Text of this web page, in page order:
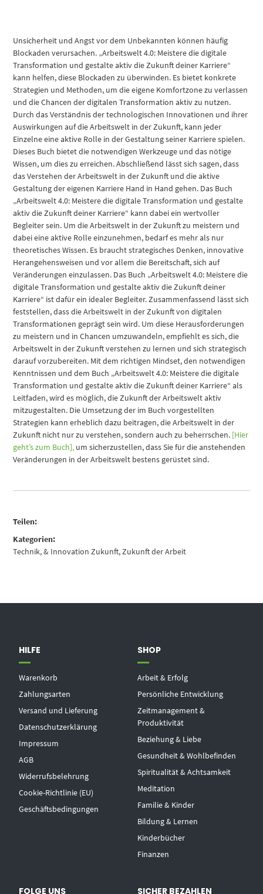
Unsicherheit und Angst vor dem Unbekannten können häufig
Blockaden verursachen. „Arbeitswelt 4.0: Meistere die digitale
Transformation und gestalte aktiv die Zukunft deiner Karriere“
kann helfen, diese Blockaden zu überwinden. Es bietet konkrete
Strategien und Methoden, um die eigene Komfortzone zu verlassen
und die Chancen der digitalen Transformation aktiv zu nutzen.
Durch das Verständnis der technologischen Innovationen und ihrer
Auswirkungen auf die Arbeitswelt in der Zukunft, kann jeder
Einzelne eine aktive Rolle in der Gestaltung seiner Karriere spielen.
Dieses Buch bietet die notwendigen Werkzeuge und das nötige
Wissen, um dies zu erreichen. Abschließend lässt sich sagen, dass
das Verstehen der Arbeitswelt in der Zukunft und die aktive
Gestaltung der eigenen Karriere Hand in Hand gehen. Das Buch
„Arbeitswelt 4.0: Meistere die digitale Transformation und gestalte
aktiv die Zukunft deiner Karriere“ kann dabei ein wertvoller
Begleiter sein. Um die Arbeitswelt in der Zukunft zu meistern und
dabei eine aktive Rolle einzunehmen, bedarf es mehr als nur
theoretisches Wissen. Es braucht strategisches Denken, innovative
Herangehensweisen und vor allem die Bereitschaft, sich auf
Veränderungen einzulassen. Das Buch „Arbeitswelt 4.0: Meistere die
digitale Transformation und gestalte aktiv die Zukunft deiner
Karriere“ ist dafür ein idealer Begleiter. Zusammenfassend lässt sich
feststellen, dass die Arbeitswelt in der Zukunft von digitalen
Transformationen geprägt sein wird. Um diese Herausforderungen
zu meistern und in Chancen umzuwandeln, empfiehlt es sich, die
Arbeitswelt in der Zukunft verstehen zu lernen und sich strategisch
darauf vorzubereiten. Mit dem richtigen Mindset, den notwendigen
Kenntnissen und dem Buch „Arbeitswelt 4.0: Meistere die digitale
Transformation und gestalte aktiv die Zukunft deiner Karriere“ als
Leitfaden, wird es möglich, die Zukunft der Arbeitswelt aktiv
mitzugestalten. Die Umsetzung der im Buch vorgestellten
Strategien kann erheblich dazu beitragen, die Arbeitswelt in der
Zukunft nicht nur zu verstehen, sondern auch zu beherrschen. [Hier
geht’s zum Buch], um sicherzustellen, dass Sie für die anstehenden
Veränderungen in der Arbeitswelt bestens gerüstet sind.
Teilen:
Kategorien:
Technik, & Innovation Zukunft,Zukunft der Arbeit
HILFE
Warenkorb
Zahlungsarten
Versand und Lieferung
Datenschutzerklärung
Impressum
AGB
Widerrufsbelehrung
Cookie-Richtlinie (EU)
Geschäftsbedingungen
SHOP
Arbeit & Erfolg
Persönliche Entwicklung
Zeitmanagement &
Produktivität
Beziehung & Liebe
Gesundheit & Wohlbefinden
Spiritualität & Achtsamkeit
Meditation
Familie & Kinder
Bildung & Lernen
Kinderbücher
Finanzen
FOLGE UNS SICHER BEZAHLEN